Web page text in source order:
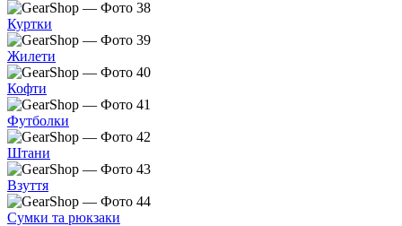
Куртки
Жилети
Кофти
Футболки
Штани
Взуття
Сумки та рюкзаки